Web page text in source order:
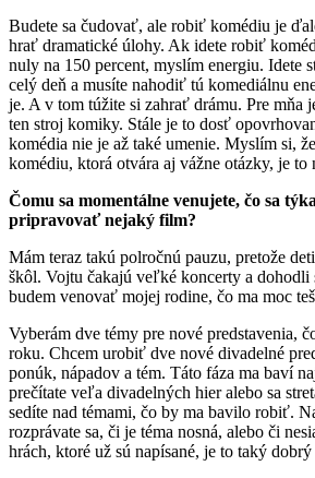
Budete sa čudovať, ale robiť komédiu je
hrať dramatické úlohy. Ak idete robiť
nuly na 150 percent, myslím energiu. Idete
celý deň a musíte nahodiť tú komediálnu
je. A v tom túžite si zahrať drámu. Pre mňa
ten stroj komiky. Stále je to dosť
komédia nie je až také umenie. Myslím si,
komédiu, ktorá otvára aj vážne otázky, je to
Čomu sa momentálne venujete, čo sa
pripravovať nejaký film?
Mám teraz takú polročnú pauzu, pretože
škôl. Vojtu čakajú veľké koncerty a dohodli
budem venovať mojej rodine, čo ma moc
Vyberám dve témy pre nové predstavenia,
roku. Chcem urobiť dve nové divadelné
ponúk, nápadov a tém. Táto fáza ma baví
prečítate veľa divadelných hier alebo sa
sedíte nad témami, čo by ma bavilo robiť.
rozprávate sa, či je téma nosná, alebo či
hrách, ktoré už sú napísané, je to taký